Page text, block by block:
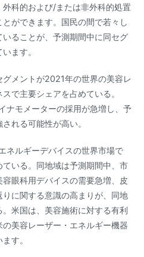
科的および/または非外科的処置
ができます。国民の間で若々し
ることが、予測期間中に同セグ
ます。
メントが2021年の世界の美容レ
で主要シェアを占めている。
モメーターの採用が急増し、予
れる可能性が高い。
ネルギーデバイスの世界市場で
いる。同地域は予測期間中、市
眼科用デバイスの需要急増、皮
に関する意識の高まりが、同地
米国は、美容施術に対する有利
美容レーザー・エネルギー機器
す。